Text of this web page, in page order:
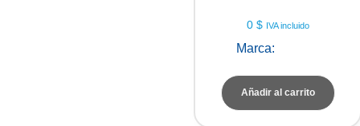
0 $ IVA incluido
Marca:
Añadir al carrito